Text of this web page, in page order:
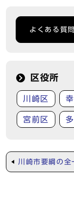
よくある質
区役所
川崎区
宮前区
川崎市要綱の全